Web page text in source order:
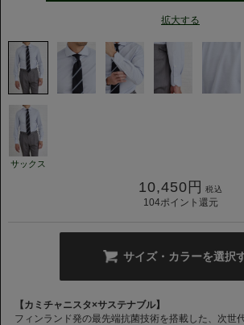
拡大する
サックス
10,450 円 税込
104ポイント還元
サイズ・カラーを選択
【カミチャニスタ×サステナブル】
フィンランド発の最先端抗菌技術を搭載した、次世